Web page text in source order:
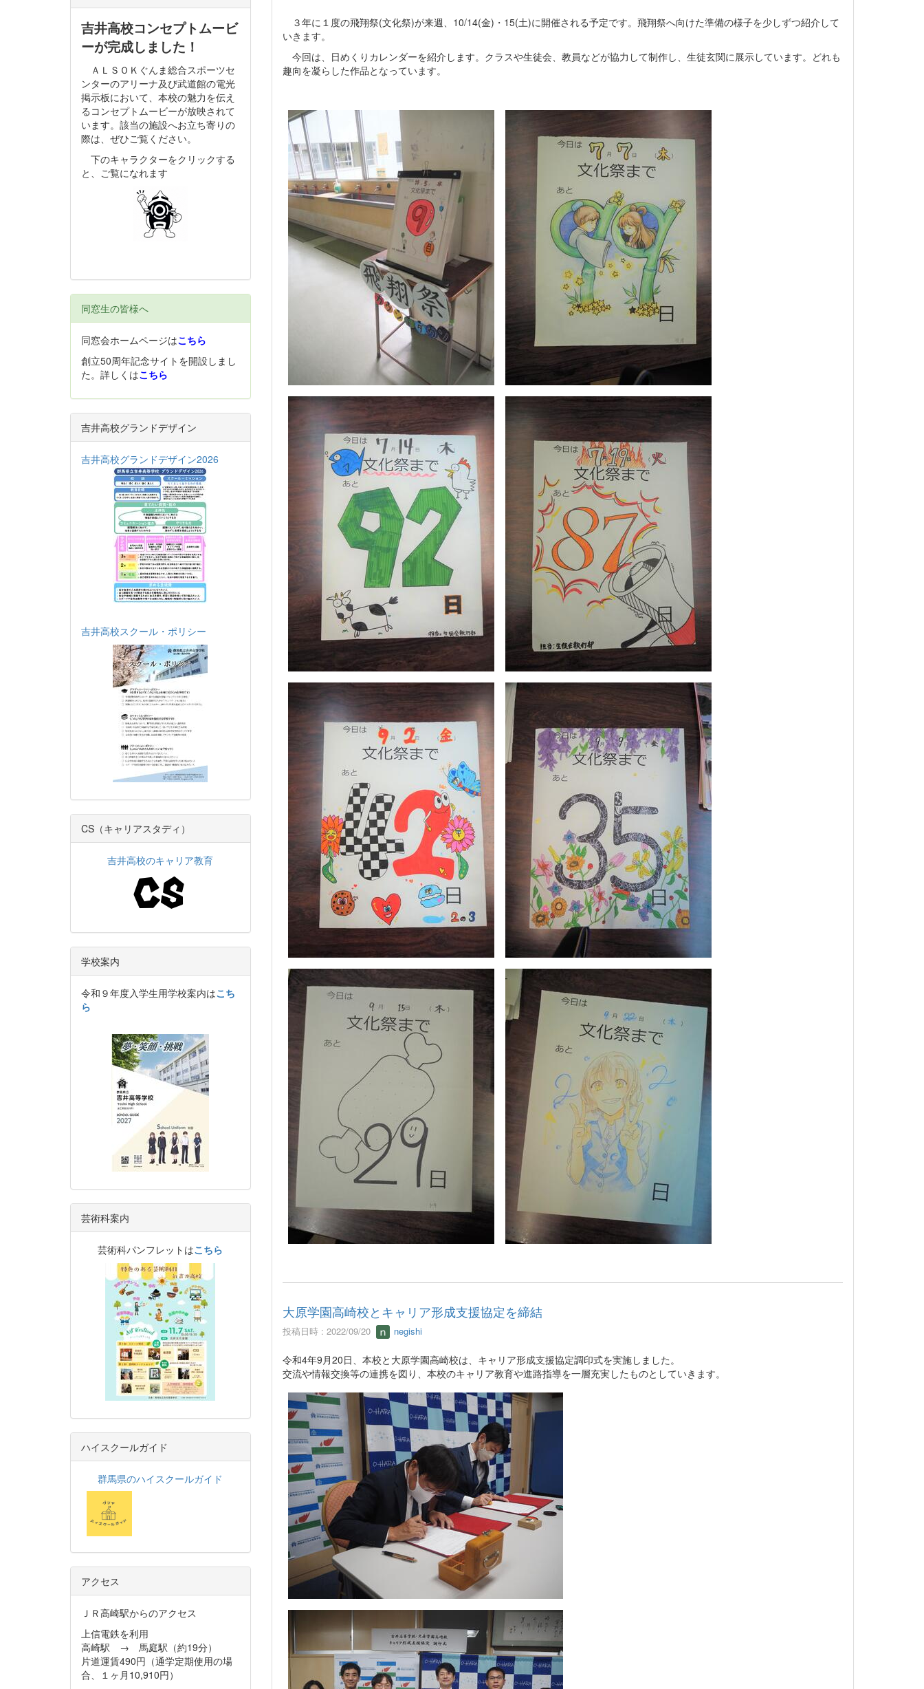
３年に１度の飛翔祭(文化祭)が来週、10/14(金)・15(土)に開催される予定です。飛翔祭へ向けた準備の様子を少しずつ紹介して
いきます。
今回は、日めくりカレンダーを紹介します。クラスや生徒会、教員などが協力して制作し、生徒玄関に展示しています。どれも
趣向を凝らした作品となっています。
大原学園高崎校とキャリア形成支援協定を締結
投稿日時 : 2022/09/20 negishi
令和4年9月20日、本校と大原学園高崎校は、キャリア形成支援協定調印式を実施しました。
交流や情報交換等の連携を図り、本校のキャリア教育や進路指導を一層充実したものとしていきます。
吉井高校コンセプトムービ
ーが完成しました！
ＡＬＳＯＫぐんま総合スポーツセ
ンターのアリーナ及び武道館の電光
掲示板において、本校の魅力を伝え
るコンセプトムービーが放映されて
います。該当の施設へお立ち寄りの
際は、ぜひご覧ください。
下のキャラクターをクリックする
と、ご覧になれます
同窓生の皆様へ
同窓会ホームページはこちら
創立50周年記念サイトを開設しまし
た。詳しくはこちら
吉井高校グランドデザイン
吉井高校グランドデザイン2026
吉井高校スクール・ポリシー
CS（キャリアスタディ）
吉井高校のキャリア教育
学校案内
令和９年度入学生用学校案内はこち
ら
芸術科案内
芸術科パンフレットはこちら
ハイスクールガイド
群馬県のハイスクールガイド
アクセス
ＪＲ高崎駅からのアクセス
上信電鉄を利用
高崎駅 → 馬庭駅（約19分）
片道運賃490円（通学定期使用の場
合、１ヶ月10,910円）